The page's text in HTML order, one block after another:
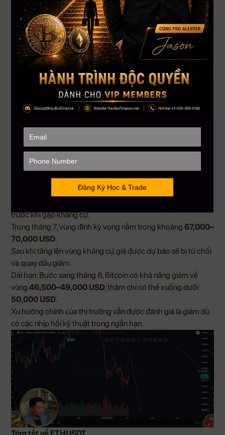
Tóm tắt về BTCUSDT
Tình hình hiện tại
Bitcoin đang diễn biến khá sát với kịch bản phân tích trước
đó: giảm về vùng57,200 USD, sau đó bắt đầu hồi phục.
Trên khung 3 ngày xuất hiện Bullish Divergence (phân kỳ
tăng giá) , cho thấy động lượng tăng ngắn hạn.
Giá đang bật lên từ vùng hỗ trợ mạnh sau nhiều lần rút chân
Tuy nhiên, giá tăng trong khi khối lượng giao dịch (volume)
yếu mang tính kỹ thuật.
Xu hướng tổng thể vẫn được đánh giá là giảm khi trên khung
tuần có khả năng hình thành
Dự đoán ngắn hạn / dài hạn
Ngắn hạn: Bitcoin được kỳ vọng tăng lên vùng
trước khi gặp kháng cự.
Trong tháng 7, vùng đỉnh kỳ vọng nằm trong khoảng 67,000–
70,000 USD.
Sau khi tăng lên vùng kháng cự, giá được dự báo sẽ bị từ chối
và quay đầu giảm.
Dài hạn: Bước sang tháng 8, Bitcoin có khả năng giảm về
vùng 46,500–49,000 USD, thậm chí có thể xuống dưới
50,000 USD.
Xu hướng chính của thị trường vẫn được đánh giá là giảm dù
có các nhịp hồi kỹ thuật trong ngắn hạn.